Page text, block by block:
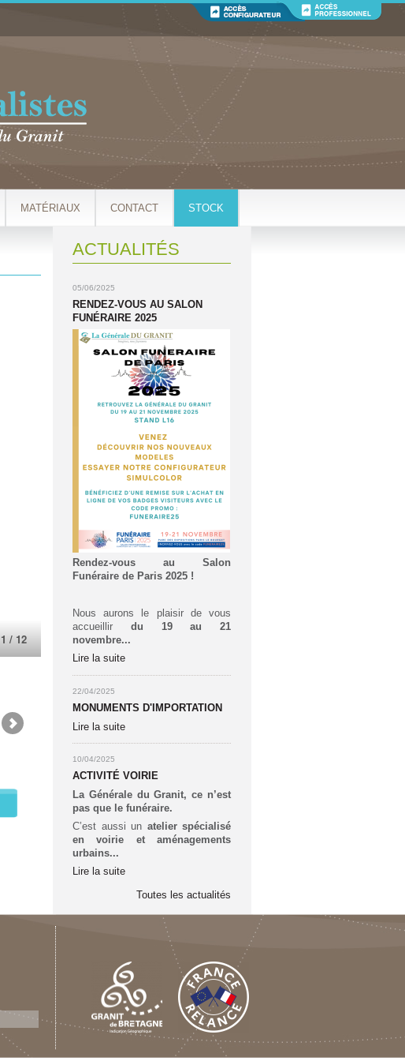
MATÉRIAUX CONTACT STOCK
1 / 12
ACTUALITÉS
05/06/2025
RENDEZ-VOUS AU SALON
FUNÉRAIRE 2025
Rendez-vous au Salon
Funéraire de Paris 2025 !
Nous aurons le plaisir de vous
accueillir du 19 au 21
novembre...
Lire la suite
22/04/2025
MONUMENTS D'IMPORTATION
Lire la suite
10/04/2025
ACTIVITÉ VOIRIE
La Générale du Granit, ce n’est
pas que le funéraire.
C’est aussi un atelier spécialisé
en voirie et aménagements
urbains...
Lire la suite
Toutes les actualités